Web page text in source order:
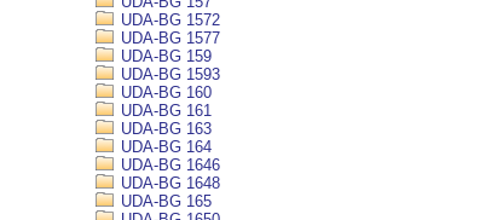
UDA-BG 1572
UDA-BG 1577
UDA-BG 159
UDA-BG 1593
UDA-BG 160
UDA-BG 161
UDA-BG 163
UDA-BG 164
UDA-BG 1646
UDA-BG 1648
UDA-BG 165